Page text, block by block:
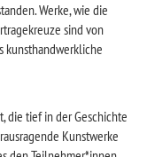
Werke, wie die
sind von
kunsthandwerkliche
die tief in der Geschichte
Kunstwerke